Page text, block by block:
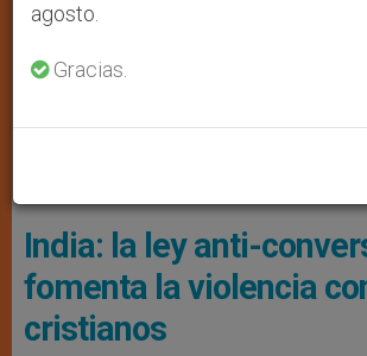
Violencia Contra
India: la ley anti-
fomenta la violencia
cristianos
agosto.
Gracias.